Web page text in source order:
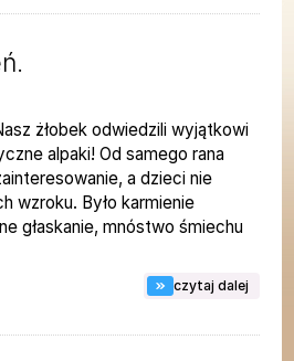
żłobek odwiedzili wyjątkowi
alpaki! Od samego rana
a dzieci nie
wzroku. Było karmienie
głaskanie, mnóstwo śmiechu
czytaj dalej